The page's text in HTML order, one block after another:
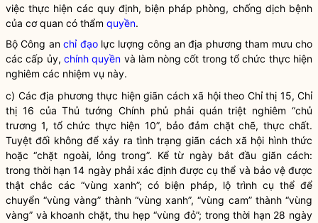
việc thực hiện các quy định, biện pháp phòng, chống dịch bệnh
của cơ quan có thẩm quyền.
Bộ Công anchỉ đạolực lượng công an địa phương tham mưu cho
các cấp ủy, chính quyền và làm nòng cốt trong tổ chức thực hiện
nghiêm các nhiệm vụ này.
c) Các địa phương thực hiện giãn cách xã hội theo Chỉ thị 15, Chỉ
thị 16 của Thủ tướng Chính phủ phải quán triệt nghiêm “chủ
trương 1, tổ chức thực hiện 10”, bảo đảm chặt chẽ, thực chất.
Tuyệt đối không để xảy ra tình trạng giãn cách xã hội hình thức
hoặc “chặt ngoài, lỏng trong”. Kể từ ngày bắt đầu giãn cách:
trong thời hạn 14 ngày phải xác định được cụ thể và bảo vệ được
thật chắc các “vùng xanh”; có biện pháp, lộ trình cụ thể để
chuyển “vùng vàng” thành “vùng xanh”, “vùng cam” thành “vùng
vàng” và khoanh chặt, thu hẹp “vùng đỏ”; trong thời hạn 28 ngày